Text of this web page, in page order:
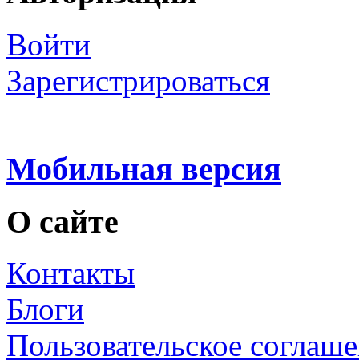
Войти
Зарегистрироваться
Мобильная версия
О сайте
Контакты
Блоги
Пользовательское